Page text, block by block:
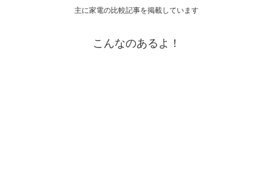
主に家電の比較記事を掲載しています
こんなのあるよ！